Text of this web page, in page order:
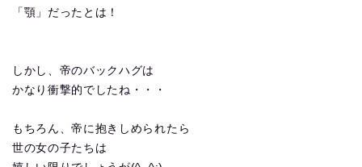
「顎」だったとは！
しかし、帝のバックハグは
かなり衝撃的でしたね・・・
もちろん、帝に抱きしめられたら
世の女の子たちは